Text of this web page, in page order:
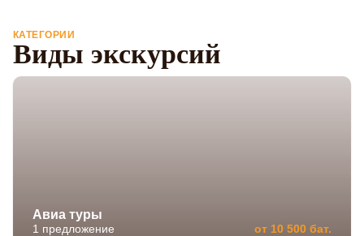
КАТЕГОРИИ
Виды экскурсий
Авиа туры
1 предложение от 10 500 бат.